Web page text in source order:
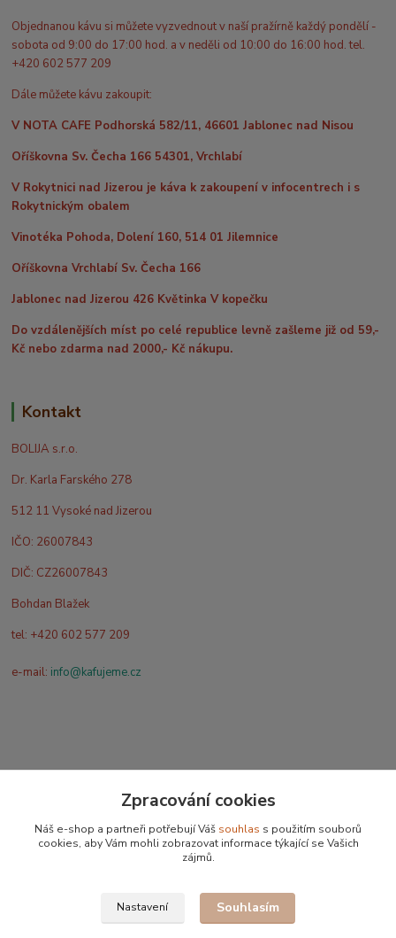
Objednanou kávu si můžete vyzvednout v naší pražírně každý pondělí -
sobota od 9:00 do 17:00 hod. a v neděli od 10:00 do 16:00 hod. tel.
+420 602 577 209
Dále můžete kávu zakoupit:
V NOTA CAFE Podhorská 582/11, 46601 Jablonec nad Nisou
Oříškovna Sv. Čecha 166 54301, Vrchlabí
V Rokytnici nad Jizerou je káva k zakoupení v infocentrech i s
Rokytnickým obalem
Vinotéka Pohoda, Dolení 160, 514 01 Jilemnice
Oříškovna Vrchlabí Sv. Čecha 166
Jablonec nad Jizerou 426 Květinka V kopečku
Do vzdálenějších míst po celé republice levně zašleme již od 59,-
Kč nebo zdarma nad 2000,- Kč nákupu.
Kontakt
BOLIJA s.r.o.
Dr. Karla Farského 278
512 11 Vysoké nad Jizerou
IČO: 26007843
DIČ: CZ26007843
Bohdan Blažek
tel: +420 602 577 209
e-mail: info@kafujeme.cz
Veškerá káva v prodeji je pražena u nás
Zpracování cookies
Náš e-shop a partneři potřebují Váš souhlas s použitím souborů
cookies, aby Vám mohli zobrazovat informace týkající se Vašich
zájmů.
Nastavení Souhlasím